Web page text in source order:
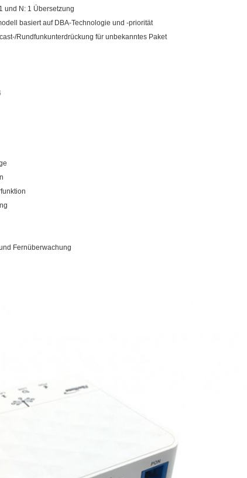
und N: 1 Übersetzung
basiert auf DBA-Technologie und -priorität
Rundfunkunterdrückung für unbekanntes Paket
Fernüberwachung